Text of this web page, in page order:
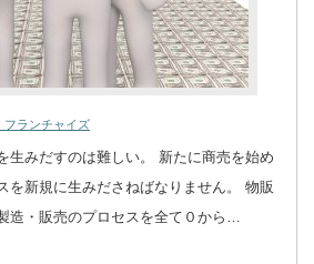
フランチャイズ
生みだすのは難しい。 新たに商売を始め
を新規に生みださねばなりません。 物販
造・販売のプロセスを全て０から…